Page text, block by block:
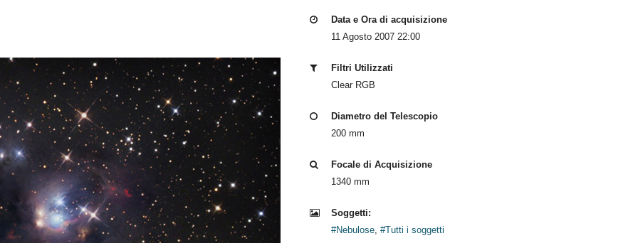
Data e Ora di acquisizione
11 Agosto 2007 22:00
Filtri Utilizzati
Clear RGB
Diametro del Telescopio
200 mm
Focale di Acquisizione
1340 mm
Soggetti:
#Nebulose, #Tutti i soggetti